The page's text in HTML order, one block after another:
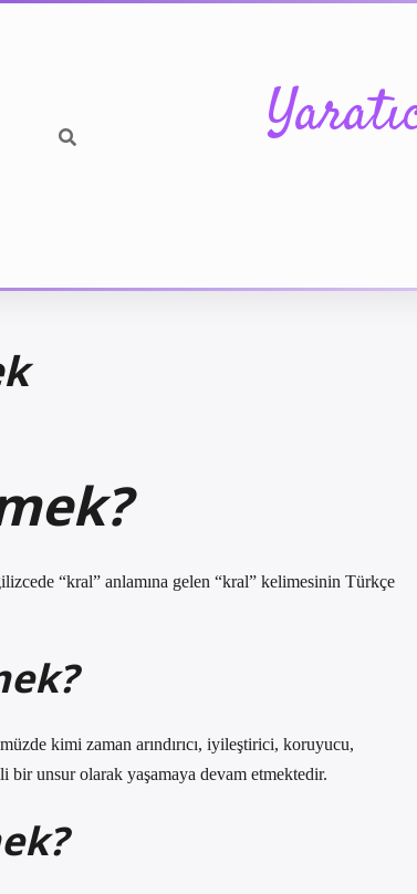
“kral” anlamına gelen “kral” kelimesinin Türkçe
kimi zaman arındırıcı, iyileştirici, koruyucu,
bir unsur olarak yaşamaya devam etmektedir.